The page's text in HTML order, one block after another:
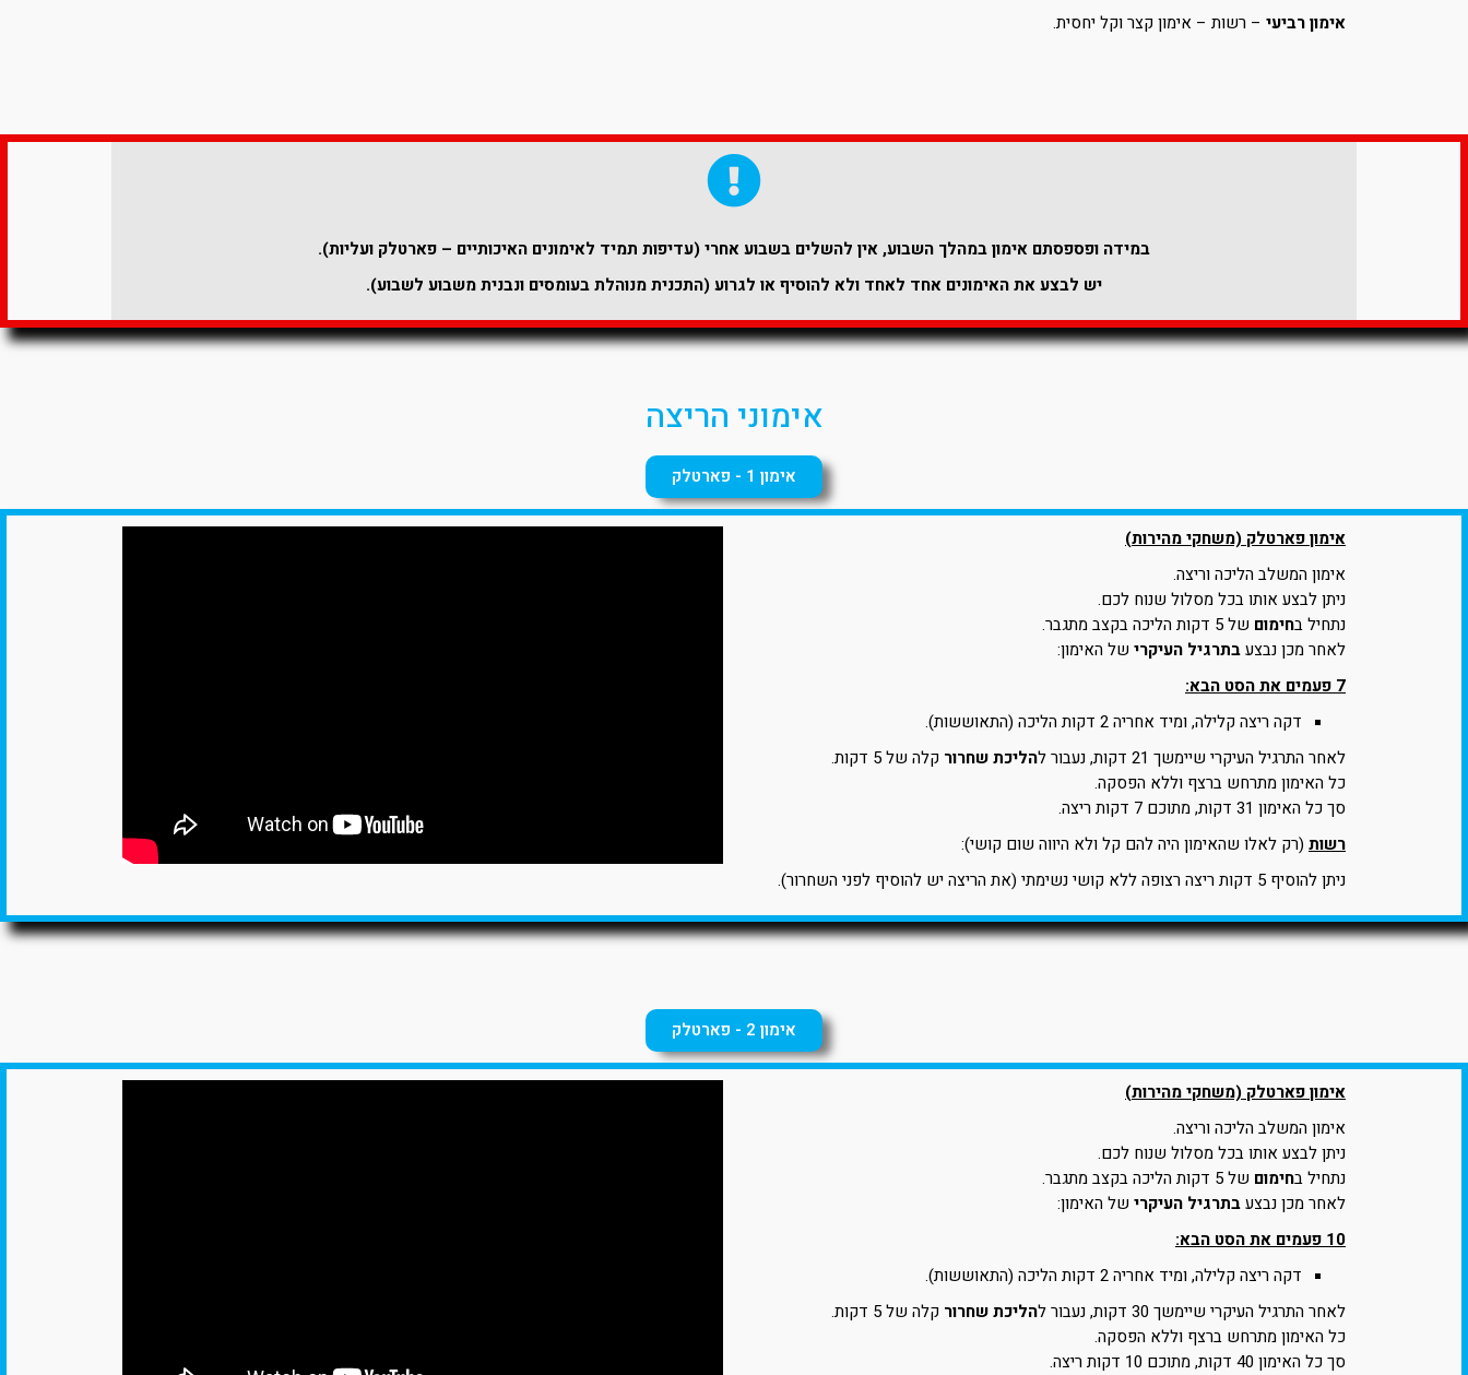
אימון רביעי – רשות – אימון קצר וקל יחסית.
במידה ופספסתם אימון במהלך השבוע, אין להשלים בשבוע אחרי (עדיפות תמיד לאימונים האיכותיים – פארטלק ועליות).
יש לבצע את האימונים אחד לאחד ולא להוסיף או לגרוע (התכנית מנוהלת בעומסים ונבנית משבוע לשבוע).
אימוני הריצה
אימון 1 - פארטלק
אימון פארטלק (משחקי מהירות)
אימון המשלב הליכה וריצה.
ניתן לבצע אותו בכל מסלול שנוח לכם.
נתחיל בחימום של 5 דקות הליכה בקצב מתגבר.
לאחר מכן נבצעבתרגיל העיקרי של האימון:
7 פעמים את הסט הבא:
דקה ריצה קלילה, ומיד אחריה 2 דקות הליכה (התאוששות).
לאחר התרגיל העיקרי שיימשך 21 דקות, נעבור ל
הליכת שחרור קלה של 5 דקות.
כל האימון מתרחש ברצף וללא הפסקה.
סך כל האימון 31 דקות, מתוכם 7 דקות ריצה.
רשות (רק לאלו שהאימון היה להם קל ולא היווה שום קושי):
ניתן להוסיף 5 דקות ריצה רצופה ללא קושי נשימתי (את הריצה יש להוסיף לפני השחרור).
אימון 2 - פארטלק
אימון פארטלק (משחקי מהירות)
אימון המשלב הליכה וריצה.
ניתן לבצע אותו בכל מסלול שנוח לכם.
נתחיל בחימום של 5 דקות הליכה בקצב מתגבר.
לאחר מכן נבצעבתרגיל העיקרי של האימון:
10 פעמים את הסט הבא:
דקה ריצה קלילה, ומיד אחריה 2 דקות הליכה (התאוששות).
לאחר התרגיל העיקרי שיימשך 30 דקות, נעבור ל
הליכת שחרור קלה של 5 דקות.
כל האימון מתרחש ברצף וללא הפסקה.
סך כל האימון 40 דקות, מתוכם 10 דקות ריצה.